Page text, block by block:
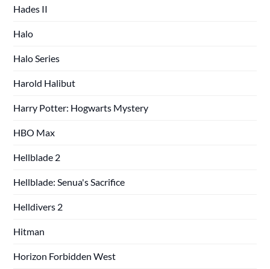
Hades II
Halo
Halo Series
Harold Halibut
Harry Potter: Hogwarts Mystery
HBO Max
Hellblade 2
Hellblade: Senua's Sacrifice
Helldivers 2
Hitman
Horizon Forbidden West